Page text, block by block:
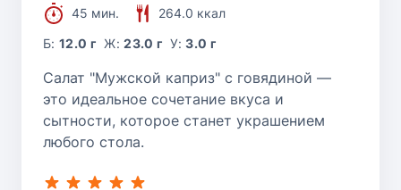
45 мин.
264.0 ккал
Б:12.0 г Ж:23.0 г У:3.0 г
Салат "Мужской каприз" с говядиной —
это идеальное сочетание вкуса и
сытности, которое станет украшением
любого стола.